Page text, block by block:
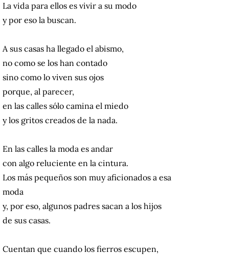
La vida para ellos es vivir a su modo
y por eso la buscan.
A sus casas ha llegado el abismo,
no como se los han contado
sino como lo viven sus ojos
porque, al parecer,
en las calles sólo camina el miedo
y los gritos creados de la nada.
En las calles la moda es andar
con algo reluciente en la cintura.
Los más pequeños son muy aficionados a esa
moda
y, por eso, algunos padres sacan a los hijos
de sus casas.
Cuentan que cuando los fierros escupen,